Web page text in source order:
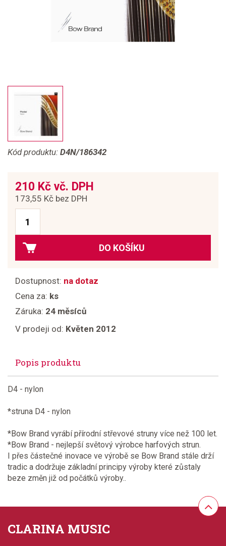
Kód produktu: D4N/186342
210 Kč vč. DPH
173,55 Kč bez DPH
DO KOŠÍKU
Dostupnost: na dotaz
Cena za: ks
Záruka: 24 měsíců
V prodeji od: Květen 2012
Popis produktu
D4 - nylon
*struna D4 - nylon
*Bow Brand vyrábí přírodní střevové struny více než 100 let.
*Bow Brand - nejlepší světový výrobce harfových strun.
I přes částečné inovace ve výrobě se Bow Brand stále drží
tradic a dodržuje základní principy výroby které zůstaly
beze změn již od počátků výroby..
CLARINA MUSIC